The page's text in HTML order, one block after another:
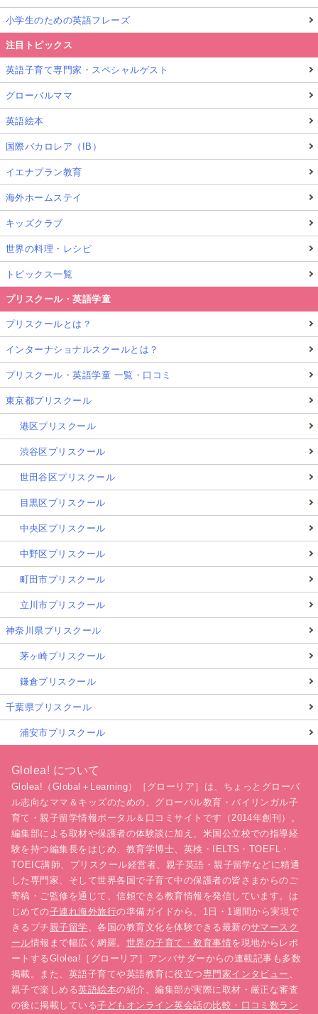
小学生のための英語フレーズ
注目トピックス
英語子育て専門家・スペシャルゲスト
グローバルママ
英語絵本
国際バカロレア（IB）
イエナプラン教育
海外ホームステイ
キッズクラブ
世界の料理・レシピ
トピックス一覧
プリスクール・英語学童
プリスクールとは？
インターナショナルスクールとは？
プリスクール・英語学童 一覧・口コミ
東京都プリスクール
港区プリスクール
渋谷区プリスクール
世田谷区プリスクール
目黒区プリスクール
中央区プリスクール
中野区プリスクール
町田市プリスクール
立川市プリスクール
神奈川県プリスクール
茅ヶ崎プリスクール
鎌倉プリスクール
千葉県プリスクール
浦安市プリスクール
Glolea! について
Glolea!（Global＋Learning）［グローリア］は、ちょっとグローバ
ル志向なママ＆キッズのための、グローバル教育・バイリンガル子
育て・親子留学情報ポータル＆口コミサイトです（2014年創刊）。
編集部による取材や保護者の体験談に加え、米国公立校での指導経
験を持つ編集長をはじめ、教育学博士、英検・IELTS・TOEFL・
TOEIC講師、プリスクール経営者、親子英語・親子留学などに精通
した専門家、そして世界各国で子育て中の保護者の皆さまからのご
寄稿・ご監修を通じて、信頼できる教育情報を発信しています。は
じめての子連れ海外旅行の準備ガイドから、1日・1週間から実現で
きるプチ 親子留学 、各国の教育文化を体験できる最新のサマースク
ール情報まで幅広く網羅。 世界の子育て・教育事情を現地からレポ
ートするGlolea!［グローリア］アンバサダーからの連載記事も多数
掲載。また、英語子育てや英語教育に役立つ専門家インタビュー
親子で楽しめる英語絵本の紹介、編集部が実際に取材・厳正な審査
の後に掲載している子どもオンライン英会話の比較・口コミ数ラン